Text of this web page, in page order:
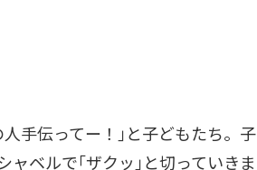
手伝ってー！｣と子どもたち。子
ャベルで｢ザクッ｣と切っていきま